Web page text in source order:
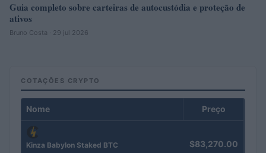
Guia completo sobre carteiras de autocustódia e proteção de
ativos
Bruno Costa · 29 jul 2026
COTAÇÕES CRYPTO
Nome Preço
Kinza Babylon Staked BTC $83,270.00